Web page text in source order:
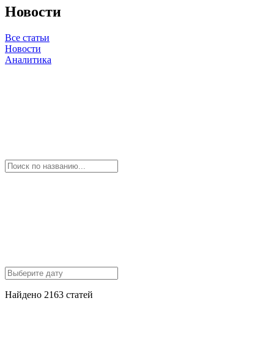
Новости
Все статьи
Новости
Аналитика
Найдено 2163 статей